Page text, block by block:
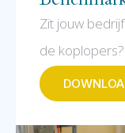
Zit jouw
de